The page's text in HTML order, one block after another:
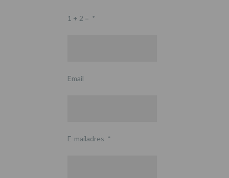
1 + 2 = *
Email
E-mailadres *